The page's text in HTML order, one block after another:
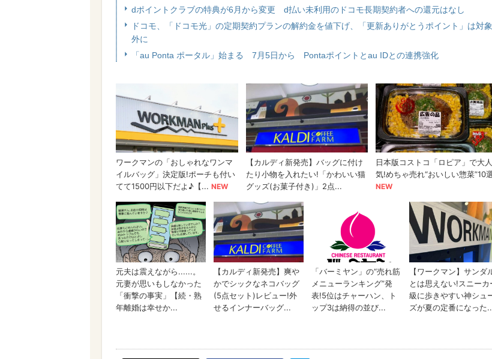
dポイントクラブの特典が6月から変更 d払い未利用のドコモ長期契約者への還元はなし
ドコモ、「ドコモ光」の定期契約プランの解約金を値下げ、「更新ありがとうポイント」は対象
外に
「au Ponta ポータル」始まる 7月5日から Pontaポイントとau IDとの連携強化